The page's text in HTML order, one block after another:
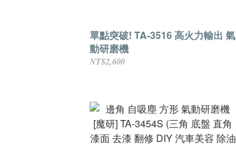
單點突破! TA-3516 高火力輸出 氣
動研磨機
NT$2,600